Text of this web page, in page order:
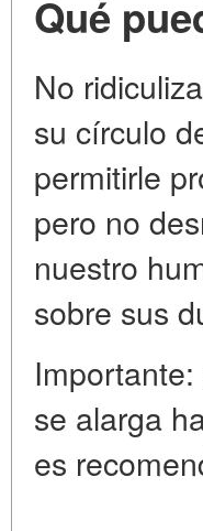
Qué
No
su círculo
permitirle
pero no
nuestro
sobre sus
se alarga
es